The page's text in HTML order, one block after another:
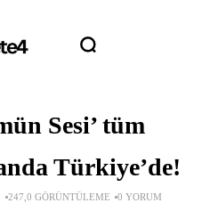
Sesi’ tüm
Türkiye’de!
247,0 GÖRÜNTÜLEME 0 YORUM